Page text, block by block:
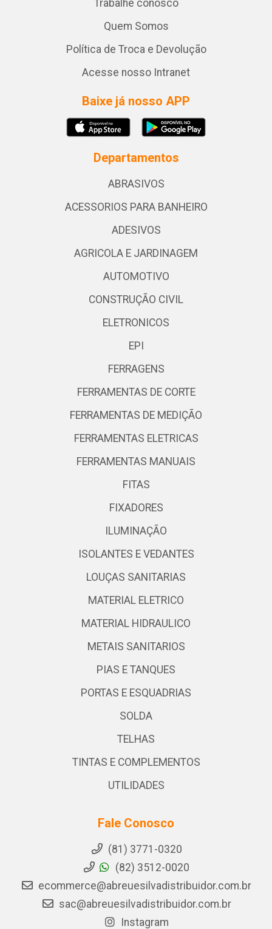
Trabalhe conosco
Quem Somos
Política de Troca e Devolução
Acesse nosso Intranet
Baixe já nosso APP
Departamentos
ABRASIVOS
ACESSORIOS PARA BANHEIRO
ADESIVOS
AGRICOLA E JARDINAGEM
AUTOMOTIVO
CONSTRUÇÃO CIVIL
ELETRONICOS
EPI
FERRAGENS
FERRAMENTAS DE CORTE
FERRAMENTAS DE MEDIÇÃO
FERRAMENTAS ELETRICAS
FERRAMENTAS MANUAIS
FITAS
FIXADORES
ILUMINAÇÃO
ISOLANTES E VEDANTES
LOUÇAS SANITARIAS
MATERIAL ELETRICO
MATERIAL HIDRAULICO
METAIS SANITARIOS
PIAS E TANQUES
PORTAS E ESQUADRIAS
SOLDA
TELHAS
TINTAS E COMPLEMENTOS
UTILIDADES
Fale Conosco
(81) 3771-0320
(82) 3512-0020
ecommerce@abreuesilvadistribuidor.com.br
sac@abreuesilvadistribuidor.com.br
Instagram